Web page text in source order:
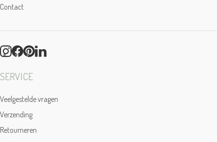
Contact
SERVICE
Veelgestelde vragen
Verzending
Retourneren